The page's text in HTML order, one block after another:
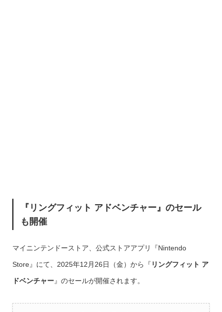
『リングフィット アドベンチャー』のセール
も開催
マイニンテンドーストア、公式ストアアプリ『Nintendo
Store』にて、2025年12月26日（金）から『 リングフィット ア
ドベンチャー』のセールが開催されます。